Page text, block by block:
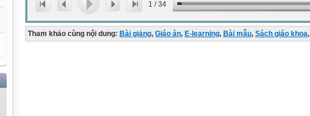
1 /34
Tham khảo cùng nội dung: Bài giảng, Giáo án, E-learning, Bài mẫu, Sách giáo khoa,